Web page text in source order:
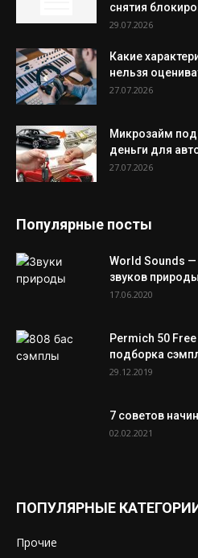
снятия
29.07.2026
Какие
нельзя
27.07.2026
Микрозайм
деньги для
27.07.2026
Популярные посты
World Sounds —
звуков
17.06.2020
Permich 50
подборка
29.12.2019
7 советов
02.02.2021
ПОПУЛЯРНЫЕ
Прочие